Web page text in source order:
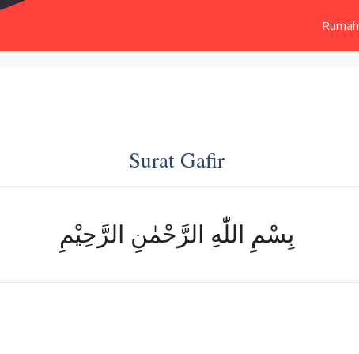
Rumah
Surat Gafir
بِسْمِ اللّٰهِ الرَّحْمٰنِ الرَّحِيْمِ